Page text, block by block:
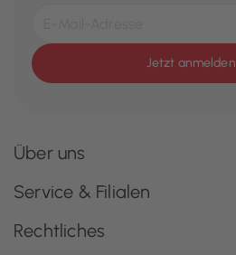
Jetzt anmelden
Über uns
Service & Filialen
Rechtliches